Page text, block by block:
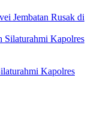
Jembatan Rusak di
Kapolres